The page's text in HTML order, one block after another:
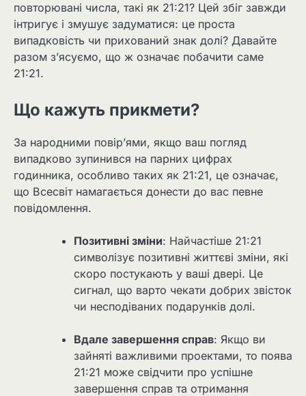
повторювані числа, такі як 21:21? Цей збіг завжди
інтригує і змушує задуматися: це проста
випадковість чи прихований знак долі? Давайте
разом з’ясуємо, що ж означає побачити саме
21:21.
Що кажуть прикмети?
За народними повір’ями, якщо ваш погляд
випадково зупинився на парних цифрах
годинника, особливо таких як 21:21, це означає,
що Всесвіт намагається донести до вас певне
повідомлення.
Позитивні зміни: Найчастіше 21:21
символізує позитивні життєві зміни, які
скоро постукають у ваші двері. Це
сигнал, що варто чекати добрих звісток
чи несподіваних подарунків долі.
Вдале завершення справ: Якщо ви
зайняті важливими проектами, то поява
21:21 може свідчити про успішне
завершення справ та отримання